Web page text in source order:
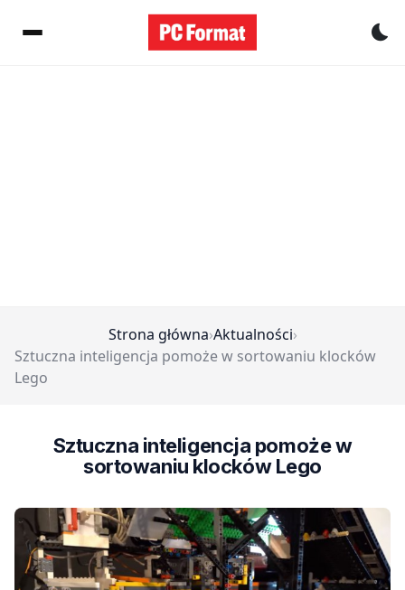
Strona główna›Aktualności›
Sztuczna inteligencja pomoże w sortowaniu klocków
Lego
Sztuczna inteligencja pomoże w
sortowaniu klocków Lego